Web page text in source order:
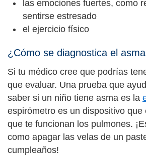
las emociones fuertes, como
sentirse estresado
el ejercicio físico
¿Cómo se diagnostica el
Si tu médico cree que podrías
que evaluar. Una prueba que
saber si un niño tiene asma es la
espirómetro es un dispositivo que
que te funcionan los pulmones.
como apagar las velas de un
cumpleaños!